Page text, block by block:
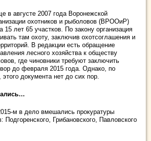
в августе 2007 года Воронежской
охотников и рыболовов (ВРООиР)
15 лет 65 участков. По закону организация
там охоту, заключив охотсоглашения и
В редакции есть обращение
лесного хозяйства к обществу
где чиновники требуют заключить
до февраля 2015 года. Однако, по
документа нет до сих пор.
м в дело вмешались прокуратуры
Подгоренского, Грибановского, Павловского